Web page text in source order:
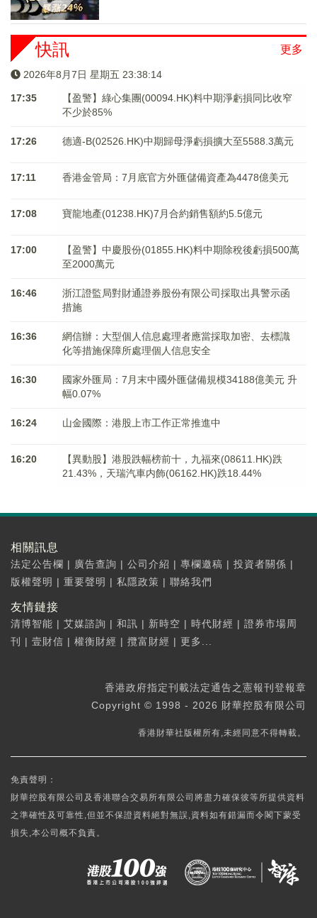
更多
快訊
2026年8月7日 星期五 23:38:14
17:35
【盈警】綠心集團(00094.HK)料中期淨虧損同比收窄
不少於85%
17:26 德適-B(02526.HK)中期歸母淨虧損擴大至5588.3萬元
17:11 香港金管局：7月底官方外匯儲備資產為4478億美元
17:08 寶龍地產(01238.HK)7月合約銷售額約5.5億元
17:00
【盈警】中慶股份(01855.HK)料中期除稅後虧損500萬
至2000萬元
16:46
浙江證監局對財通證券股份有限公司採取出具警示函
措施
16:36
網信辦：大型個人信息處理者應當採取加密、去標識
化等措施保障所處理個人信息安全
16:30
國家外匯局：7月末中國外匯儲備規模34188億美元 升
幅0.07%
16:24 山金國際：港股上市工作正常推進中
16:20
【異動股】港股跌幅榜前十，九福來(08611.HK)跌
21.43%，天瑞汽車内飾(06162.HK)跌18.44%
相關訊息
法定公告欄 | 廣告查詢 | 公司介紹 | 專欄邀稿 | 投資者關係 |
版權聲明 | 重要聲明 | 私隱政策 | 聯絡我們
友情鏈接
清博智能 | 艾媒諮詢 | 和訊 | 新時空 | 時代財經 | 證券市場周
刊
| 壹財信 | 權衡財經 | 攬富財經 | 更多...
香港政府指定刊載法定通告之憲報刊登報章
Copyright © 1998 - 2026 財華控股有限公司
香港財華社版權所有,未經同意不得轉載。
免責聲明：
財華控股有限公司及香港聯合交易所有限公司將盡力確保彼等所提供資料
之準確性及可靠性,但並不保證資料絕對無誤,資料如有錯漏而令閣下蒙受
損失,本公司概不負責。